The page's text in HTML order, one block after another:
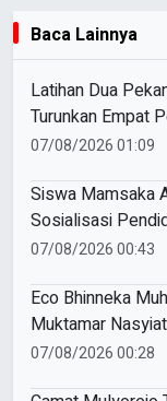
Baca Lainnya
Latihan Dua
Turunkan Empat
Ke-81 RI
07/08/2026 01:09
Siswa Mamsaka
Sosialisasi
Negeri
07/08/2026 00:43
Eco Bhinneka
Muktamar
07/08/2026 00:28